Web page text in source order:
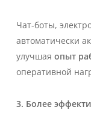
Чат-боты,
автоматически
улучшая опыт
оперативной
3. Более